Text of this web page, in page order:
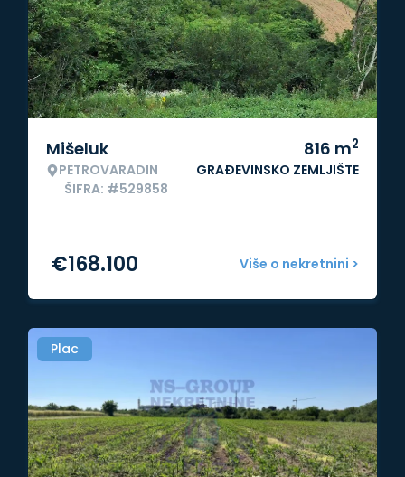
Mišeluk
PETROVARADIN
ŠIFRA: #529858
816 m2
GRAĐEVINSKO ZEMLJIŠTE
Više o nekretnini >
€168.100
Plac